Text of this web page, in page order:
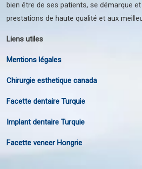
bien être de ses patients, se démarque
prestations de haute qualité et aux
Liens utiles
Mentions légales
Chirurgie esthetique canada
Facette dentaire Turquie
Implant dentaire Turquie
Facette veneer Hongrie